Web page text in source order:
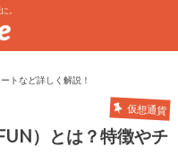
。
トなど詳しく解説！
仮想通貨
）とは？特徴やチ